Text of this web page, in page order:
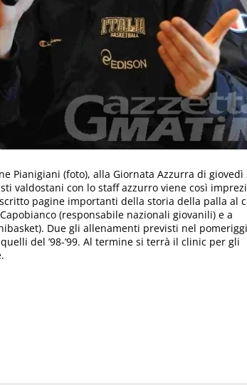
Pianigiani (foto), alla Giornata Azzurra di giovedì
valdostani con lo staff azzurro viene così
pagine importanti della storia della palla al
(responsabile nazionali giovanili) e a
Due gli allenamenti previsti nel
del ’98-’99. Al termine si terrà il clinic per gli